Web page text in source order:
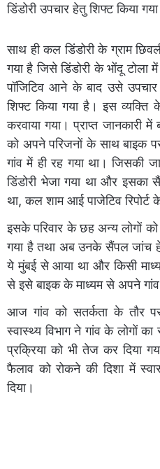
डिंडोरी उपचार हेतु शिफ्ट किया
साथ ही कल डिंडोरी के ग्राम
गया है जिसे डिंडोरी के भोंदू टोला
पॉजिटिव आने के बाद उसे उपचार
शिफ्ट किया गया है। इस
करवाया गया। प्राप्त जानकारी
को अपने परिजनों के साथ बाइक
गांव में ही रह गया था। जिसकी
डिंडोरी भेजा गया था और
था, कल शाम आई पाजेटिव रिपोर्ट
इसके परिवार के छह अन्य लोगों को
गया है तथा अब उनके सैंपल जांच
ये मुंबई से आया था और किसी
से इसे बाइक के माध्यम से अपने गांव
आज गांव को सतर्कता के तौर
स्वास्थ्य विभाग ने गांव के लोगों का
प्रक्रिया को भी तेज कर दिया
फैलाव को रोकने की दिशा में
दिया।